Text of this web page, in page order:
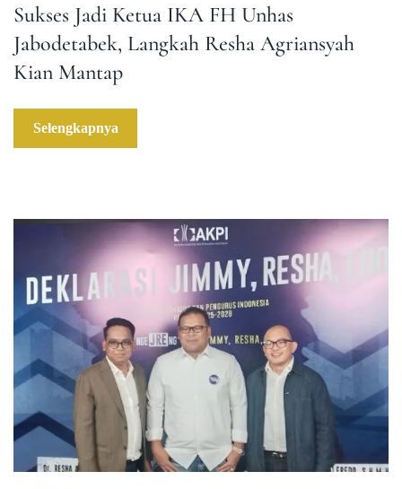
Sukses Jadi Ketua IKA FH Unhas
Jabodetabek, Langkah Resha Agriansyah
Kian Mantap
Selengkapnya